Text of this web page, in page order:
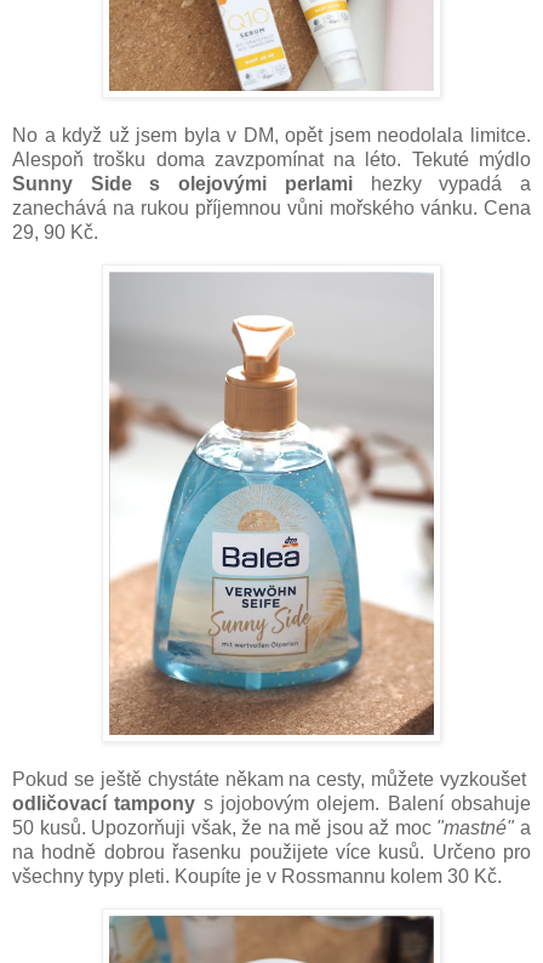
No a když už jsem byla v DM, opět jsem neodolala limitce.
Alespoň trošku doma zavzpomínat na léto. Tekuté mýdlo
Sunny Side s olejovými perlamihezky vypadá a
zanechává na rukou příjemnou vůni mořského vánku. Cena
29, 90 Kč.
Pokud se ještě chystáte někam na cesty, můžete vyzkoušet
odličovací tampony s jojobovým olejem. Balení obsahuje
50 kusů. Upozorňuji však, že na mě jsou až moc "mastné" a
na hodně dobrou řasenku použijete více kusů. Určeno pro
všechny typy pleti. Koupíte je v Rossmannu kolem 30 Kč.